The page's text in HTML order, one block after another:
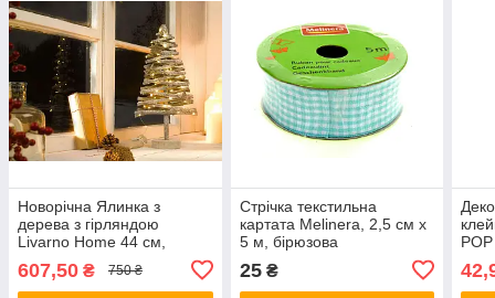
Новорічна Ялинка з
дерева з гірляндою
Livarno Home 44 см,
607,50 ₴ 750 ₴
Стрічка текстильна
картата Melinera, 2,5 см х
5 м, бірюзова
25₴